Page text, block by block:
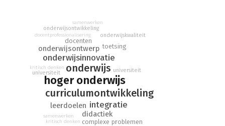
whether a student has integrated different insights? How do
you challenge students to step across disciplinary borders?
'Designing interdisciplinary education' offers guidance and
practical advice for university teachers who want to
successfully develop, implement and sustain an
interdisciplinary approach to their teaching.
hoger onderwijs
onderwijs
curriculumontwikkeling
onderwijsinnovatie
integratie
didactiek
leerdoelen
onderwijsontwerp
docenten
complexe problemen
toetsing
universiteit
kritisch denken
samenwerken
docentprofessionalisering
onderwijsontwikkeling
onderwijskwaliteit
universiteit
kritisch denken
samenwerken